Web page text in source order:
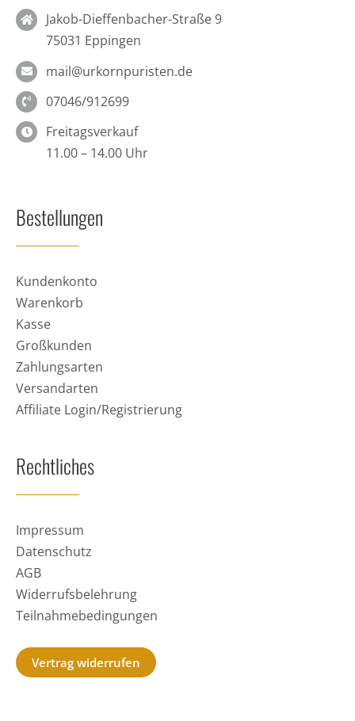
Jakob-Dieffenbacher-Straße 9
75031 Eppingen
mail@urkornpuristen.de
07046/912699
Freitagsverkauf
11.00 – 14.00 Uhr
Bestellungen
Kundenkonto
Warenkorb
Kasse
Großkunden
Zahlungsarten
Versandarten
Affiliate Login/Registrierung
Rechtliches
Impressum
Datenschutz
AGB
Widerrufsbelehrung
Teilnahmebedingungen
Vertrag widerrufen